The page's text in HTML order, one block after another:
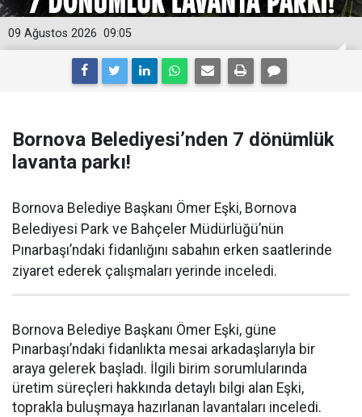
09:05
09 Ağustos 2026
Bornova Belediyesi’nden 7 dönümlük
lavanta parkı!
Bornova Belediye Başkanı Ömer Eşki, Bornova
Belediyesi Park ve Bahçeler Müdürlüğü’nün
Pınarbaşı’ndaki fidanlığını sabahın erken saatlerinde
ziyaret ederek çalışmaları yerinde inceledi.
Bornova Belediye Başkanı Ömer Eşki, güne
Pınarbaşı’ndaki fidanlıkta mesai arkadaşlarıyla bir
araya gelerek başladı. İlgili birim sorumlularında
üretim süreçleri hakkında detaylı bilgi alan Eşki,
toprakla buluşmaya hazırlanan lavantaları inceledi.